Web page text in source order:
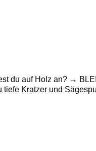
du auf Holz an? →
Kratzer und